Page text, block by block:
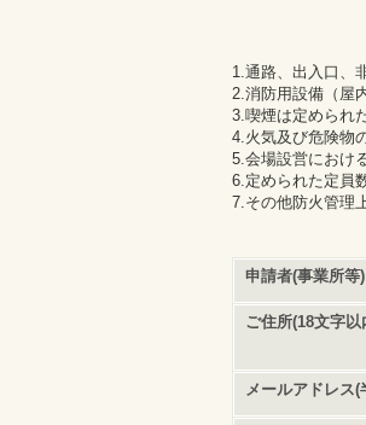
1.通路、出入口、
2.消防用設備（屋
3.喫煙は定められ
4.火気及び危険物
5.会場設営におけ
6.定められた定員
7.その他防火管理
申請者(事業所等)
ご住所(18文字以
メールアドレス(